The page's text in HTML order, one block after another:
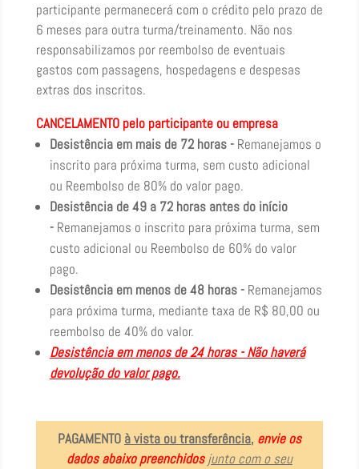
participante permanecerá com o crédito pelo prazo de
6 meses para outra turma/treinamento. Não nos
responsabilizamos por reembolso de eventuais
gastos com passagens, hospedagens e despesas
extras dos inscritos.
CANCELAMENTO pelo participante ou empresa
Desistência em mais de 72 horas -Remanejamos o
inscrito para próxima turma, sem custo adicional
ou Reembolso de 80% do valor pago.
Desistência de 49 a 72 horas antes do início
-Remanejamos o inscrito para próxima turma, sem
custo adicional ou Reembolso de 60% do valor
pago.
Desistência em menos de 48 horas -Remanejamos
para próxima turma, mediante taxa de R$ 80,00 ou
reembolso de 40% do valor.
Desistência em menos de 24 horas - Não haverá
devolução do valor pago.
PAGAMENTO à vista ou transferência, envie os
dados abaixo preenchidosjunto com o seu